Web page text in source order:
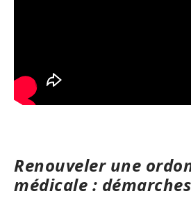
Renouveler une
médicale :